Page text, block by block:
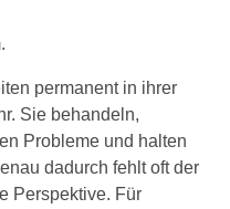
permanent in ihrer
Sie behandeln,
Probleme und halten
dadurch fehlt oft der
Perspektive. Für